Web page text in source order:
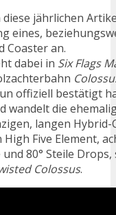
jährlichen
eines,
Coaster an.
dabei in Six Flags
offiziell bestätigt
wandelt die
langen Hybrid-
Five Element,
80° Steile
Colossus.